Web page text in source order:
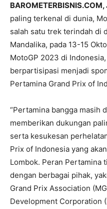
paling terkenal di dunia,
salah satu trek terindah di
Mandalika, pada 13-15
MotoGP 2023 di
berpartisipasi menjadi
Pertamina Grand Prix of
“Pertamina bangga masih
memberikan dukungan
serta kesukesan
Prix of Indonesia yang
Lombok. Peran Pertamina
dengan berbagai pihak,
Grand Prix Association
Development Corporation